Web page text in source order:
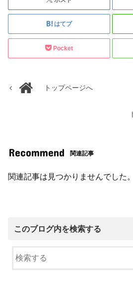
はてブ
Pocket
トップページへ
Recommend 関連記事
関連記事は見つかりませんでした。
このブログ内を検索する